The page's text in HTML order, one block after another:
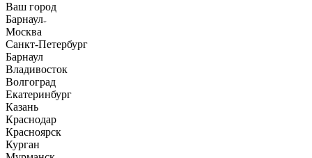
Ваш город
Барнаул
Москва
Санкт-Петербург
Барнаул
Владивосток
Волгоград
Екатеринбург
Казань
Краснодар
Красноярск
Курган